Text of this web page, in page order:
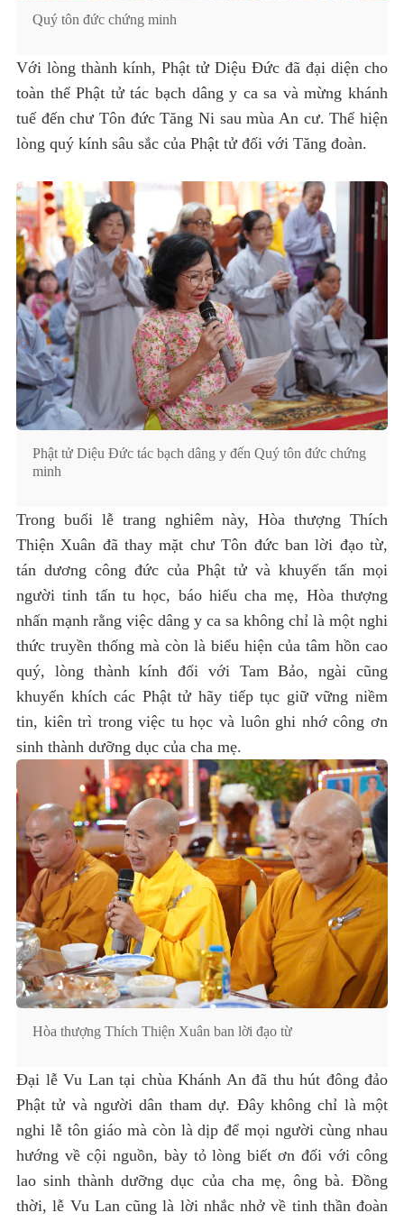
Quý tôn đức chứng minh
Với lòng thành kính, Phật tử Diệu Đức đã đại diện cho
toàn thể Phật tử tác bạch dâng y ca sa và mừng khánh
tuế đến chư Tôn đức Tăng Ni sau mùa An cư. Thể hiện
lòng quý kính sâu sắc của Phật tử đối với Tăng đoàn.
Phật tử Diệu Đức tác bạch dâng y đến Quý tôn đức chứng
minh
Trong buổi lễ trang nghiêm này, Hòa thượng Thích
Thiện Xuân đã thay mặt chư Tôn đức ban lời đạo từ,
tán dương công đức của Phật tử và khuyến tấn mọi
người tinh tấn tu học, báo hiếu cha mẹ, Hòa thượng
nhấn mạnh rằng việc dâng y ca sa không chỉ là một nghi
thức truyền thống mà còn là biểu hiện của tâm hồn cao
quý, lòng thành kính đối với Tam Bảo, ngài cũng
khuyến khích các Phật tử hãy tiếp tục giữ vững niềm
tin, kiên trì trong việc tu học và luôn ghi nhớ công ơn
sinh thành dưỡng dục của cha mẹ.
Hòa thượng Thích Thiện Xuân ban lời đạo từ
Đại lễ Vu Lan tại chùa Khánh An đã thu hút đông đảo
Phật tử và người dân tham dự. Đây không chỉ là một
nghi lễ tôn giáo mà còn là dịp để mọi người cùng nhau
hướng về cội nguồn, bày tỏ lòng biết ơn đối với công
lao sinh thành dưỡng dục của cha mẹ, ông bà. Đồng
thời, lễ Vu Lan cũng là lời nhắc nhở về tinh thần đoàn